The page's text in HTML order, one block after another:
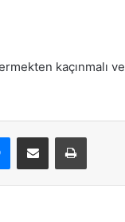
kaçınmalı ve
Messenger
E-Posta ile paylaş Yazdır